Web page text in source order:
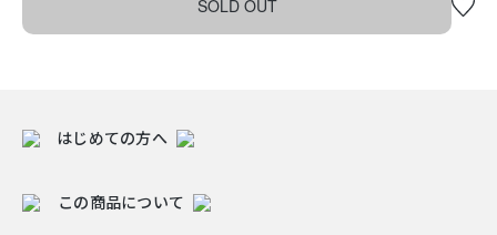
SOLD OUT
はじめての方へ
この商品について